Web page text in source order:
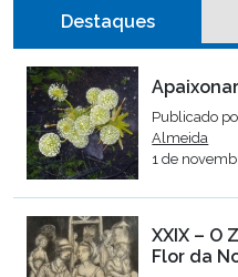
Destaques
Publicado
Almeida
1 de
XXIX – O
Flor da